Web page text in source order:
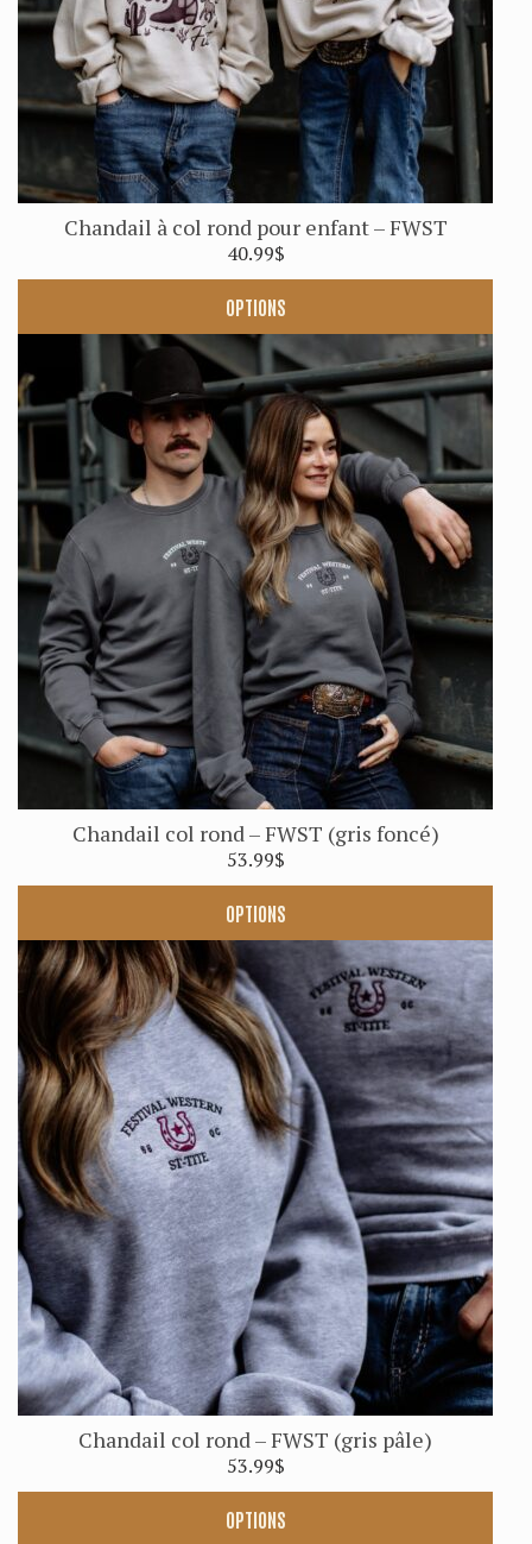
Chandail à col rond pour enfant – FWST
40.99$
OPTIONS
la
produit
Chandail col rond – FWST (gris foncé)
53.99$
OPTIONS
produit
a
plusieurs
variations.
Les
options
peuvent
choisies
page
produit
Chandail col rond – FWST (gris pâle)
53.99$
OPTIONS
Ce
produit
plusieurs
variations.
Les
options
peuvent
être
choisies
sur
page
du
produit